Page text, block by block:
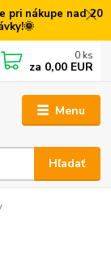
pri nákupe nad 20
Menu
Hľadať
0 ks
za 0,00 EUR